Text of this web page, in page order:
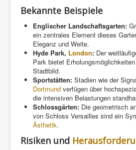
Bekannte Beispiele
Englischer Landschaftsgarten:
ein zentrales Element dieses
Eleganz und Weite.
Hyde Park, London: Der
Park bietet
Stadtbild.
Sportstätten: Stadien wie der
Dortmund verfügen über
die intensiven Belastungen
Schlossgärten: Die geometrisch
von Schloss Versailles sind ein
Ästhetik.
Risiken und